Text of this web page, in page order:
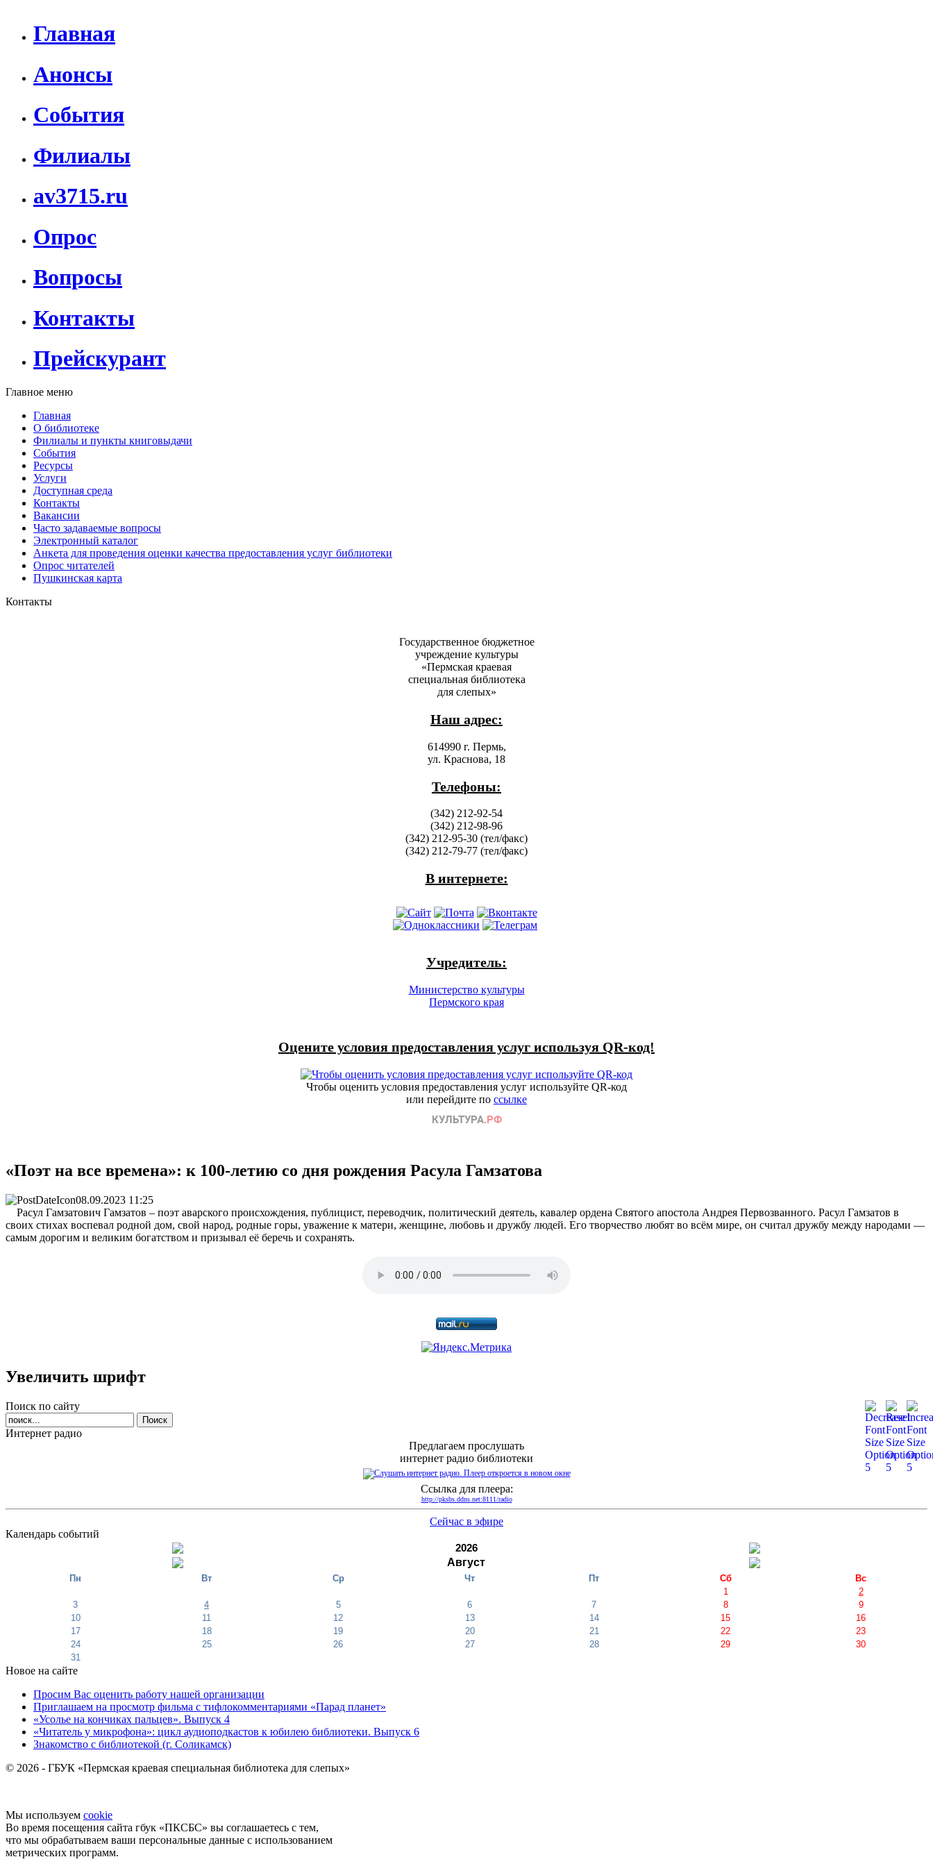
Главная
Анонсы
События
Филиалы
av3715.ru
Опрос
Вопросы
Контакты
Прейскурант
Главное меню
Главная
О библиотеке
Филиалы и пункты книговыдачи
События
Ресурсы
Услуги
Доступная среда
Контакты
Вакансии
Часто задаваемые вопросы
Электронный каталог
Анкета для проведения оценки качества предоставления услуг библиотеки
Опрос читателей
Пушкинская карта
Контакты
Государственное бюджетное
учреждение культуры
«Пермская краевая
специальная библиотека
для слепых»
Наш адрес:
614990 г. Пермь,
ул. Краснова, 18
Телефоны:
(342) 212-92-54
(342) 212-98-96
(342) 212-95-30 (тел/факс)
(342) 212-79-77 (тел/факс)
В интернете:
Учредитель:
Министерство культуры
Пермского края
Оцените условия предоставления услуг используя QR-код!
Чтобы оценить условия предоставления услуг используйте QR-код
или перейдите по ссылке
«Поэт на все времена»: к 100-летию со дня рождения Расула Гамзатова
08.09.2023 11:25
Расул Гамзатович Гамзатов – поэт аварского происхождения, публицист, переводчик, политический деятель, кавалер ордена Святого апостола Андрея Первозванного. Расул Гамзатов в
своих стихах воспевал родной дом, свой народ, родные горы, уважение к матери, женщине, любовь и дружбу людей. Его творчество любят во всём мире, он считал дружбу между народами —
самым дорогим и великим богатством и призывал её беречь и сохранять.
Увеличить шрифт
Поиск по сайту
Интернет радио
Предлагаем прослушать
интернет радио библиотеки
Ссылка для плеера:
http://pksbs.ddns.net:8111/radio
Сейчас в эфире
Календарь событий
2026
Август
Пн Вт Ср Чт Пт Сб
Вс
1
2
3
4 5 6 7 8
9
10
11 12 13 14 15
16
17
18 19 20 21 22
23
24
25 26 27 28 29
30
31
Новое на сайте
Просим Вас оценить работу нашей организации
Приглашаем на просмотр фильма с тифлокомментариями «Парад планет»
«Усолье на кончиках пальцев». Выпуск 4
«Читатель у микрофона»: цикл аудиоподкастов к юбилею библиотеки. Выпуск 6
Знакомство с библиотекой (г. Соликамск)
© 2026 - ГБУК «Пермская краевая специальная библиотека для слепых»
Мы используем cookie
Во время посещения сайта гбук «ПКСБС» вы соглашаетесь с тем,
что мы обрабатываем ваши персональные данные с использованием
метрических программ.